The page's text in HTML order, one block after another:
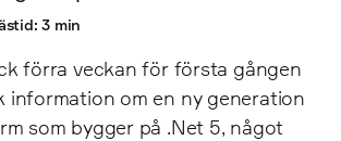
3 min
förra veckan för första gången
information om en ny generation
som bygger på .Net 5, något